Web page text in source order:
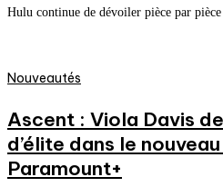
Hulu continue de dévoiler pièce par pièce
Nouveautés
Ascent : Viola Davis
d’élite dans le
Paramount+